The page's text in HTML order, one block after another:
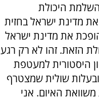
היכולת
את מדינת ישראל בחזית
את מדינת ישראל
הזאת. זהו לא רק רגע
היסטורית למעטפת
שולית שמצטרף
האיום. אני